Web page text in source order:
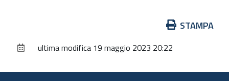
documento
STAMPA
ultima modifica 19 maggio 2023 20:22